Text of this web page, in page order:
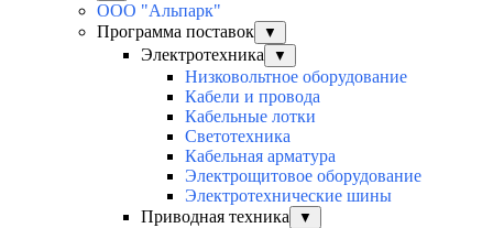
ООО "Альпарк"
Программа поставок
▼
Электротехника ▼
Низковольтное оборудование
Кабели и провода
Кабельные лотки
Светотехника
Кабельная арматура
Электрощитовое оборудование
Электротехнические шины
Приводная техника
▼